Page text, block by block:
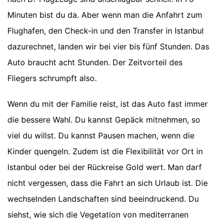
Minuten bist du da. Aber wenn man die Anfahrt zum
Flughafen, den Check-in und den Transfer in Istanbul
dazurechnet, landen wir bei vier bis fünf Stunden. Das
Auto braucht acht Stunden. Der Zeitvorteil des
Fliegers schrumpft also.
Wenn du mit der Familie reist, ist das Auto fast immer
die bessere Wahl. Du kannst Gepäck mitnehmen, so
viel du willst. Du kannst Pausen machen, wenn die
Kinder quengeln. Zudem ist die Flexibilität vor Ort in
Istanbul oder bei der Rückreise Gold wert. Man darf
nicht vergessen, dass die Fahrt an sich Urlaub ist. Die
wechselnden Landschaften sind beeindruckend. Du
siehst, wie sich die Vegetation von mediterranen